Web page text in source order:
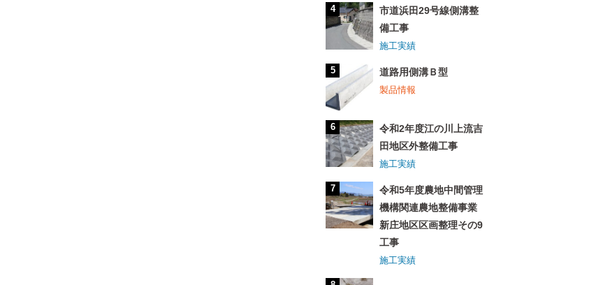
市道浜田29号線側溝整
備工事
施工実績
道路用側溝Ｂ型
製品情報
令和2年度江の川上流吉
田地区外整備工事
施工実績
令和5年度農地中間管理
機構関連農地整備事業
新庄地区区画整理その9
工事
施工実績